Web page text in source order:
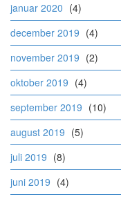
januar 2020 (4)
december 2019 (4)
november 2019 (2)
oktober 2019 (4)
september 2019 (10)
august 2019 (5)
juli 2019 (8)
juni 2019 (4)